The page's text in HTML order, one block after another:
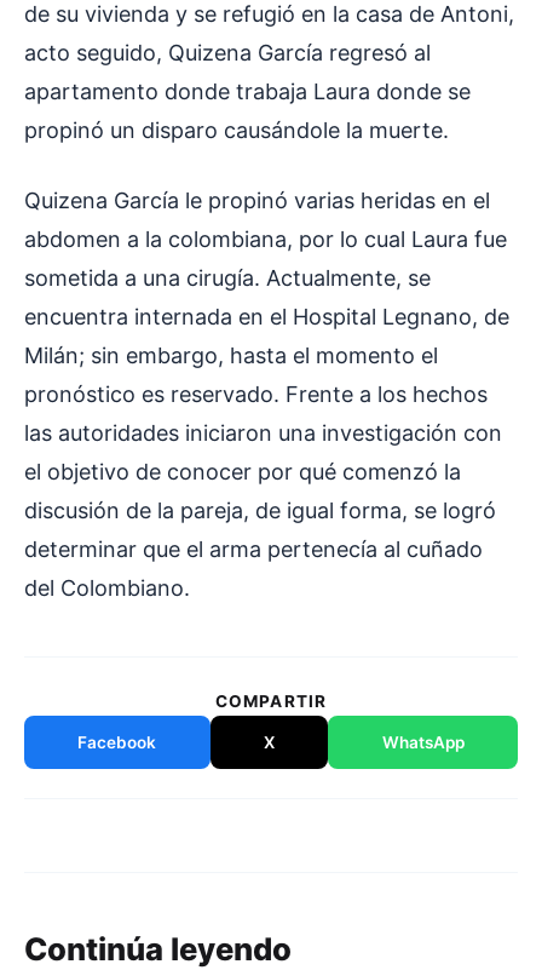
de su vivienda y se refugió en la casa de Antoni,
acto seguido, Quizena García regresó al
apartamento donde trabaja Laura donde se
propinó un disparo causándole la muerte.
Quizena García le propinó varias heridas en el
abdomen a la colombiana, por lo cual Laura fue
sometida a una cirugía. Actualmente, se
encuentra internada en el Hospital Legnano, de
Milán; sin embargo, hasta el momento el
pronóstico es reservado. Frente a los hechos
las autoridades iniciaron una investigación con
el objetivo de conocer por qué comenzó la
discusión de la pareja, de igual forma, se logró
determinar que el arma pertenecía al cuñado
del Colombiano.
COMPARTIR
Facebook X WhatsApp
Continúa leyendo